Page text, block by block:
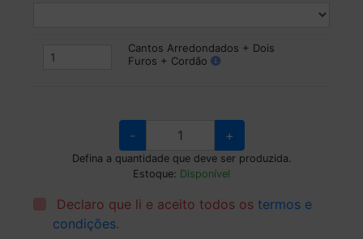
Cantos Arredondados + Dois
Furos + Cordão
- +
Defina a quantidade que deve ser produzida.
Estoque: Disponível
Declaro que li e aceito todos ostermos e
condições.